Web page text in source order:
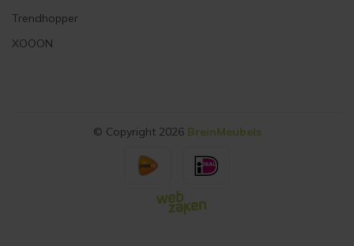
Trendhopper
XOOON
© Copyright 2026 BreinMeubels